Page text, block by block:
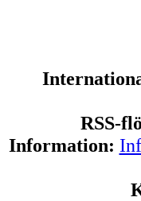
RSS-
Information: